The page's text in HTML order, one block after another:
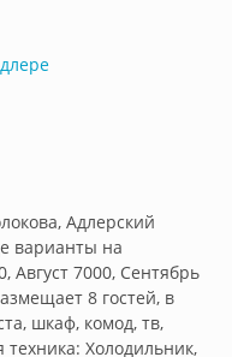
варианты на
7000, Сентябрь
8 гостей, в
шкаф, комод, тв,
техника: Холодильник,